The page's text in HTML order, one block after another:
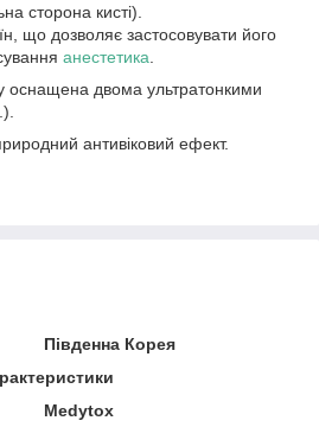
сторона кисті).
що дозволяє застосовувати його
анестетика
оснащена двома ультратонкими
антивіковий ефект.
Південна Корея
Medytox